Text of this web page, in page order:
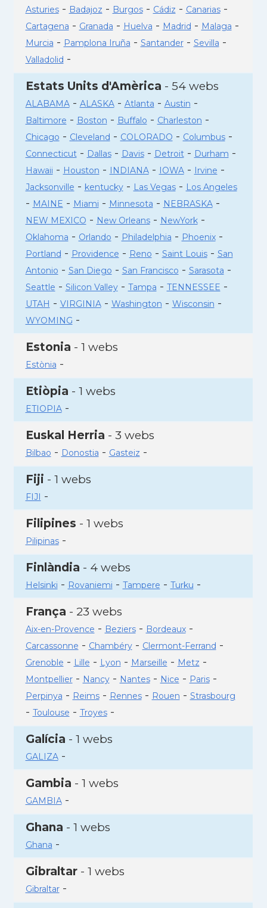
Asturies- Badajoz - Burgos- Cádiz - Canarias-
Cartagena - Granada - Huelva - Madrid - Malaga -
Murcia - Pamplona Iruña - Santander- Sevilla -
Valladolid -
Estats Units d'Amèrica - 54 webs
ALABAMA- ALASKA- Atlanta - Austin -
Baltimore - Boston - Buffalo - Charleston -
Chicago - Cleveland - COLORADO - Columbus-
Connecticut- Dallas- Davis- Detroit- Durham -
Hawaii - Houston - INDIANA- IOWA- Irvine -
Jacksonville - kentucky- Las Vegas- Los Angeles
- MAINE - Miami - Minnesota - NEBRASKA-
NEW MEXICO - New Orleans- NewYork-
Oklahoma - Orlando - Philadelphia - Phoenix-
Portland - Providence - Reno - Saint Louis- San
Antonio - San Diego - San Francisco - Sarasota -
Seattle - Silicon Valley- Tampa - TENNESSEE -
UTAH - VIRGINIA- Washington - Wisconsin -
WYOMING -
Estonia - 1 webs
Estònia -
Etiòpia - 1 webs
ETIOPIA-
Euskal Herria - 3 webs
Bilbao - Donostia - Gasteiz -
Fiji - 1 webs
FIJI -
Filipines - 1 webs
Pilipinas-
Finlàndia - 4 webs
Helsinki - Rovaniemi - Tampere - Turku -
França - 23 webs
Aix-en-Provence - Beziers- Bordeaux-
Carcassonne - Chambéry- Clermont-Ferrand -
Grenoble - Lille - Lyon - Marseille - Metz -
Montpellier- Nancy- Nantes- Nice - Paris-
Perpinya - Reims- Rennes- Rouen - Strasbourg
- Toulouse - Troyes-
Galícia - 1 webs
GALIZA-
Gambia - 1 webs
GAMBIA-
Ghana - 1 webs
Ghana -
Gibraltar- 1 webs
Gibraltar-